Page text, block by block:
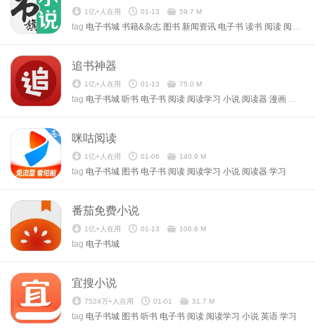
1亿+人在用 01-13 59.7 M
tag 电子书城 书籍&杂志 图书 新闻资讯 电子书 读书 阅读 阅读学习
追书神器
1亿+人在用 01-13 75.0 M
tag 电子书城 听书 电子书 阅读 阅读学习 小说 阅读器 漫画 英语
咪咕阅读
1亿+人在用 01-06 140.9 M
tag 电子书城 图书 电子书 阅读 阅读学习 小说 阅读器 学习
番茄免费小说
1亿+人在用 01-13 106.6 M
tag 电子书城
宜搜小说
7524万+人在用 01-01 31.7 M
tag 电子书城 图书 听书 电子书 阅读 阅读学习 小说 英语 学习